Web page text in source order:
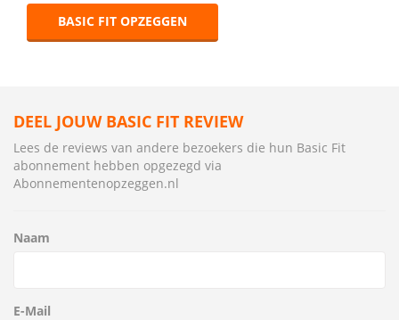
BASIC FIT OPZEGGEN
DEEL JOUW BASIC FIT REVIEW
Lees de reviews van andere bezoekers die hun Basic Fit
abonnement hebben opgezegd via
Abonnementenopzeggen.nl
Naam
E-Mail